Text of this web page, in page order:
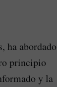
ha abordado
principio
y la